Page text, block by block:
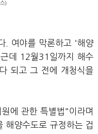
)
. 여야를 막론하고 '해양
데 12월31일까지 해수
되고 그 전에 개청식을
에 관한 특별법"이라며
해양수도로 규정하는 겁